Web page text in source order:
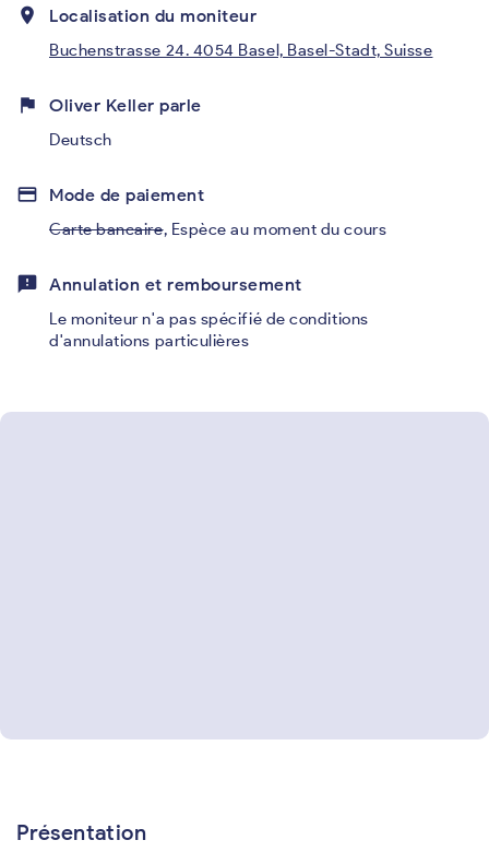
place Localisation du moniteur
Buchenstrasse 24. 4054 Basel, Basel-Stadt, Suisse
flag Oliver Keller parle
Deutsch
credit_card Mode de paiement
Carte bancaire, Espèce au moment du cours
feedback Annulation et remboursement
Le moniteur n'a pas spécifié de conditions
d'annulations particulières
Présentation